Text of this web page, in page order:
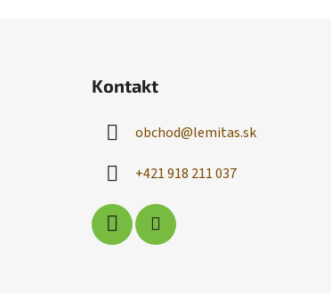
Kontakt
obchod@lemitas.sk
+421 918 211 037